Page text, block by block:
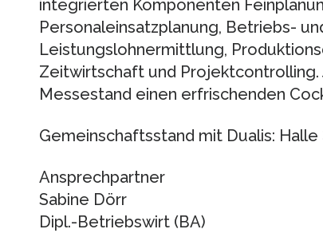
integrierten Komponenten
Personaleinsatzplanung, Betriebs-
Leistungslohnermittlung,
Zeitwirtschaft und
Messestand einen erfrischenden
Gemeinschaftsstand mit Dualis:
Ansprechpartner
Sabine Dörr
Dipl.-Betriebswirt (BA)